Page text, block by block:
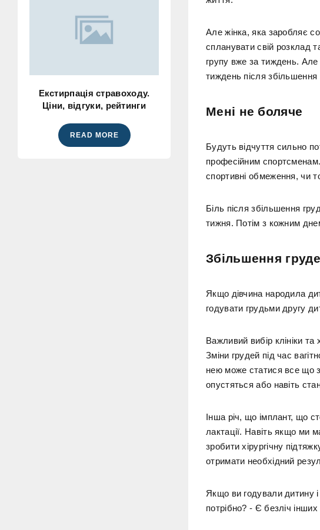
Екстирпація стравоходу.
Ціни, відгуки, рейтинги
READ MORE
Але жінка, яка заробляє
спланувати свій розклад
групу вже за тиждень.
тиждень після
Мені не боляче
Будуть відчуття сильно
професійним
спортивні обмеження, чи
Біль після збільшення
тижня. Потім з кожним
Збільшення
Якщо дівчина народила
годувати грудьми другу
Важливий вибір клініки та
Зміни грудей під час
нею може статися все що
опустяться або навіть
Інша річ, що імплант, що
лактації. Навіть якщо ми
зробити хірургічну
отримати необхідний
Якщо ви годували дитину
потрібно? - Є безліч